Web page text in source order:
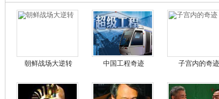
朝鲜战场大逆转 中国工程奇迹 子宫内的奇迹